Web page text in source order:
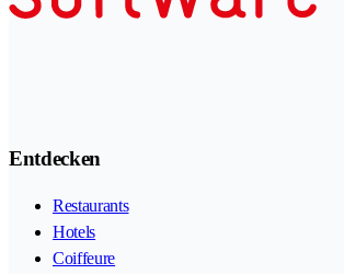
Entdecken
Restaurants
Hotels
Coiffeure